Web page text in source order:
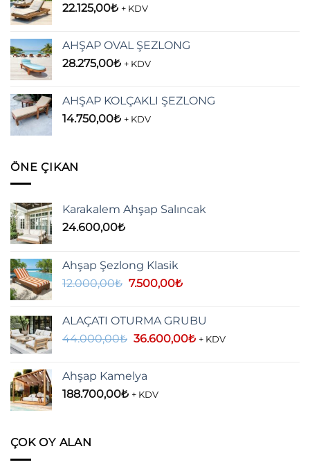
22.125,00₺ + KDV
AHŞAP OVAL ŞEZLONG
28.275,00₺ + KDV
AHŞAP KOLÇAKLI ŞEZLONG
14.750,00₺ + KDV
ÖNE ÇIKAN
Karakalem Ahşap Salıncak
24.600,00₺
Ahşap Şezlong Klasik
12.000,00₺ Orijinal
7.500,00₺Şu
7.500,00₺.
ALAÇATI OTURMA GRUBU
44.000,00₺ Orijinal
36.600,00₺Şu
+ KDV
Ahşap Kamelya
188.700,00₺ + KDV
ÇOK OY ALAN